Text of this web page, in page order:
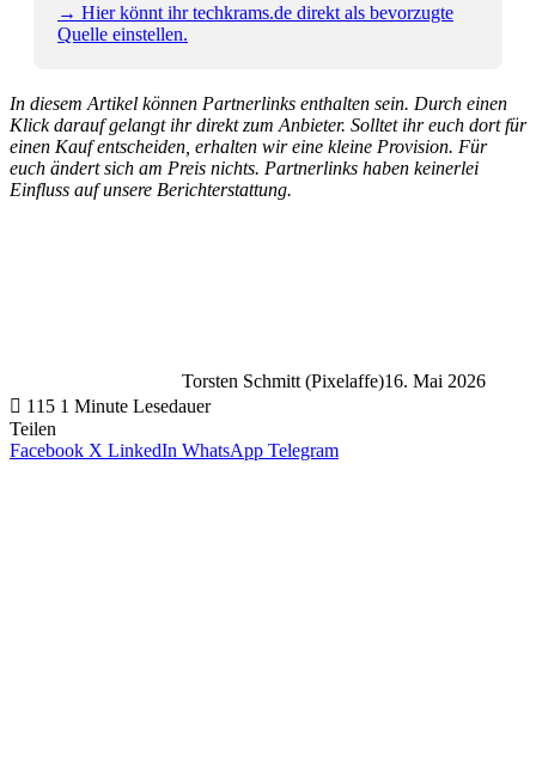
→ Hier könnt ihr techkrams.de direkt als bevorzugte
Quelle einstellen.
In diesem Artikel können Partnerlinks enthalten sein. Durch einen
Klick darauf gelangt ihr direkt zum Anbieter. Solltet ihr euch dort für
einen Kauf entscheiden, erhalten wir eine kleine Provision. Für
euch ändert sich am Preis nichts. Partnerlinks haben keinerlei
Einfluss auf unsere Berichterstattung.
Torsten Schmitt (Pixelaffe)16. Mai 2026
115 1 Minute Lesedauer
Teilen
Facebook X LinkedIn WhatsApp Telegram